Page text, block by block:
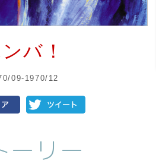
バ！
09-1970/12
ーリー